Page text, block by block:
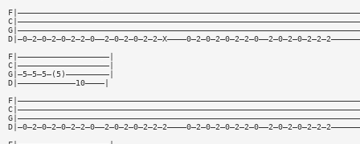
F|———————————————————|
C|———————————————————|
G|—5—5—5—(5)—————————|
D|————————————10————|